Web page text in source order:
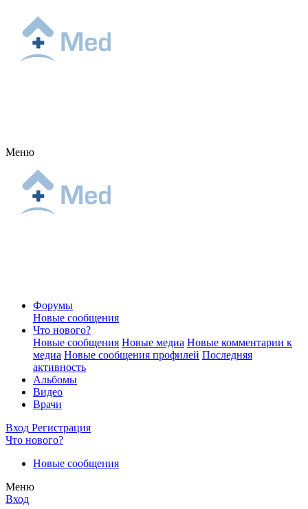
Меню
Форумы
Новые сообщения
Что нового?
Новые сообщения Новые медиа Новые комментарии к
медиа Новые сообщения профилей Последняя
активность
Альбомы
Видео
Врачи
Вход Регистрация
Что нового?
Новые сообщения
Меню
Вход